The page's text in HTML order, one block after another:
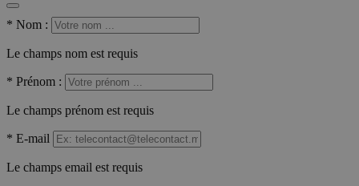
* Nom :
Le champs nom est requis
* Prénom :
Le champs prénom est requis
* E-mail
Le champs email est requis